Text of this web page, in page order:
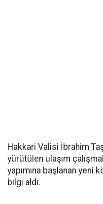
Hakkari Valisi İbrahim
yürütülen ulaşım
yapımına başlanan yeni
bilgi aldı.